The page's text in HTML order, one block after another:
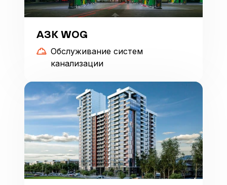
АЗК WOG
Обслуживание систем
канализации